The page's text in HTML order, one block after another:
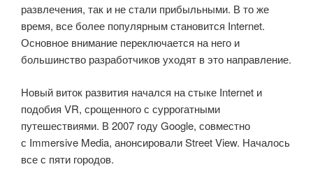
развлечения, так и не стали прибыльными. В то же
время, все более популярным становится Internet.
Основное внимание переключается на него и
большинство разработчиков уходят в это направление.
Новый виток развития начался на стыке Internet и
подобия VR, срощенного с суррогатными
путешествиями. В 2007 году Google, совместно
с Immersive Media, анонсировали Street View. Началось
все с пяти городов.